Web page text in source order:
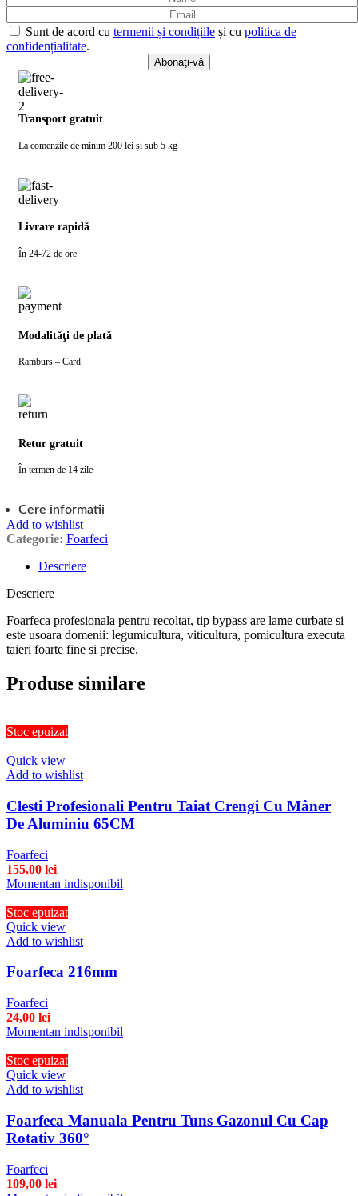
Sunt de acord cu termenii și condițiile și cu politica de
confidențialitate.
Transport gratuit
La comenzile de minim 200 lei și sub 5 kg
Livrare rapidă
În 24-72 de ore
Modalităţi de plată
Ramburs – Card
Retur gratuit
În termen de 14 zile
Cere informatii
Add to wishlist
Categorie: Foarfeci
Descriere
Descriere
Foarfeca profesionala pentru recoltat, tip bypass are lame curbate si
este usoara domenii: legumicultura, viticultura, pomicultura executa
taieri foarte fine si precise.
Produse similare
Stoc epuizat
Quick view
Add to wishlist
Clesti Profesionali Pentru Taiat Crengi Cu Mâner
De Aluminiu 65CM
Foarfeci
155,00 lei
Momentan indisponibil
Stoc epuizat
Quick view
Add to wishlist
Foarfeca 216mm
Foarfeci
24,00 lei
Momentan indisponibil
Stoc epuizat
Quick view
Add to wishlist
Foarfeca Manuala Pentru Tuns Gazonul Cu Cap
Rotativ 360°
Foarfeci
109,00 lei